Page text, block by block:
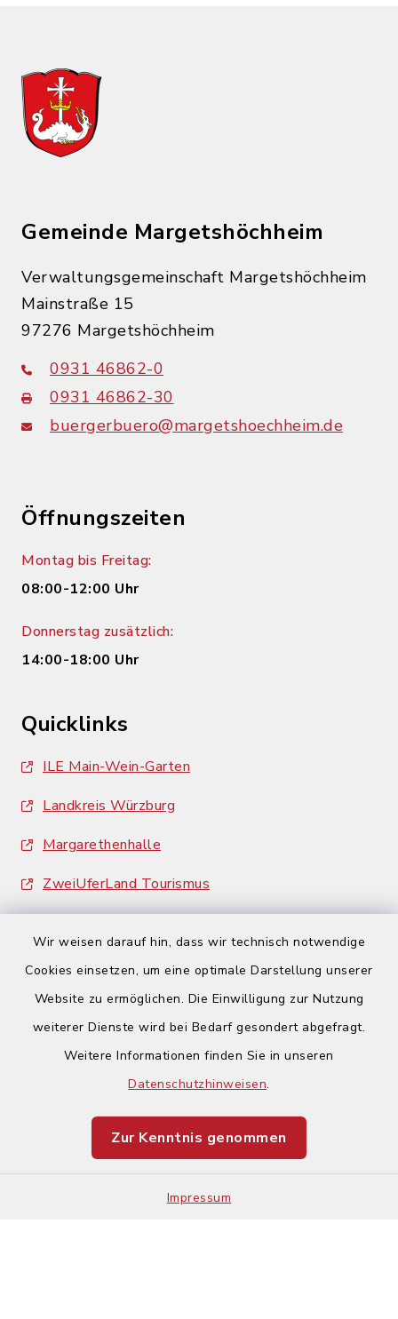
Wir weisen darauf hin, dass wir technisch notwendige
Cookies einsetzen, um eine optimale Darstellung unserer
Website zu ermöglichen. Die Einwilligung zur Nutzung
weiterer Dienste wird bei Bedarf gesondert abgefragt.
Weitere Informationen finden Sie in unseren
Datenschutzhinweisen.
Zur Kenntnis genommen
Impressum
Gemeinde Margetshöchheim
Verwaltungsgemeinschaft Margetshöchheim
Mainstraße 15
97276 Margetshöchheim
0931 46862-0
0931 46862-30
buergerbuero@margetshoechheim.de
Öffnungszeiten
Montag bis Freitag:
08:00-12:00 Uhr
Donnerstag zusätzlich:
14:00-18:00 Uhr
Quicklinks
ILE Main-Wein-Garten
Landkreis Würzburg
Margarethenhalle
ZweiUferLand Tourismus
Barrierefreiheit
Impressum
Sitemap